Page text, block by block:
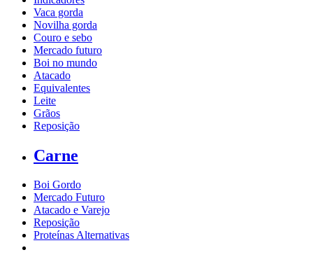
Vaca gorda
Novilha gorda
Couro e sebo
Mercado futuro
Boi no mundo
Atacado
Equivalentes
Leite
Grãos
Reposição
Carne
Boi Gordo
Mercado Futuro
Atacado e Varejo
Reposição
Proteínas Alternativas